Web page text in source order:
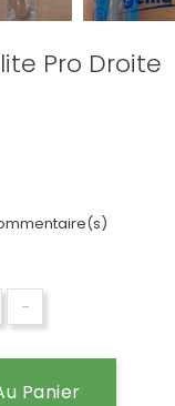
Pro Droite
-
Panier